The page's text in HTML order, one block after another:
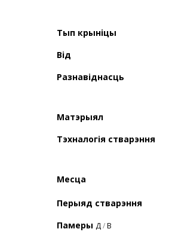
Тып крыніцы
Від
Разнавіднасць
Матэрыял
Тэхналогія стварэння
Месца
Перыяд стварэння
Памеры Д/В